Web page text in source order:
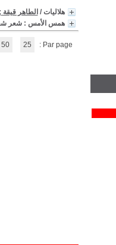
هلاليات / الطاهر قيقة
همس الأمس : شعر
Par page :
25
50